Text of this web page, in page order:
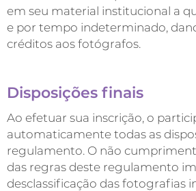
em seu material institucional a
e por tempo indeterminado,
créditos aos fotógrafos.
Disposições finais
Ao efetuar sua inscrição, o
automaticamente todas as
regulamento. O não
das regras deste regulamento
desclassificação das fotografias